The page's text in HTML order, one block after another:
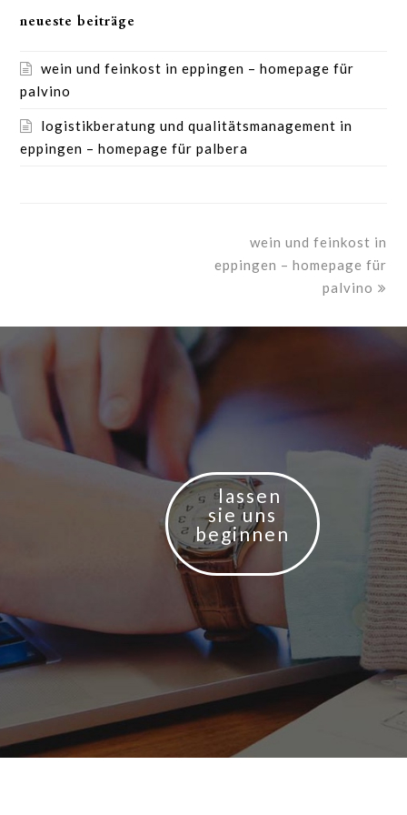
neueste beiträge
wein und feinkost in eppingen – homepage für
palvino
logistikberatung und qualitätsmanagement in
eppingen – homepage für palbera
wein und feinkost in
eppingen – homepage für
palvino
lassen
sie uns
beginnen